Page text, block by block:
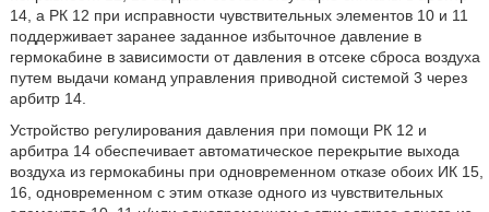
14, а РК 12 при исправности чувствительных элементов 10 и 11
поддерживает заранее заданное избыточное давление в
гермокабине в зависимости от давления в отсеке сброса воздуха
путем выдачи команд управления приводной системой 3 через
арбитр 14.
Устройство регулирования давления при помощи РК 12 и
арбитра 14 обеспечивает автоматическое перекрытие выхода
воздуха из гермокабины при одновременном отказе обоих ИК 15,
16, одновременном с этим отказе одного из чувствительных